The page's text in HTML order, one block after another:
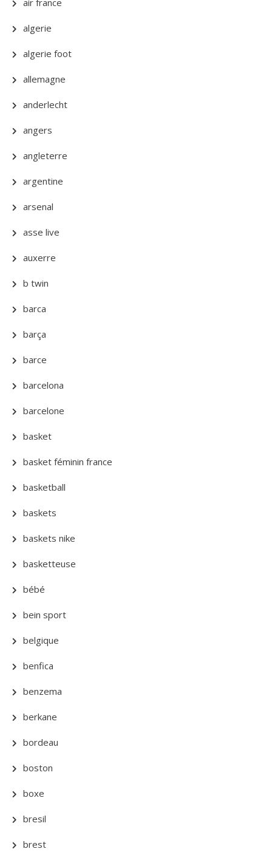
air france
algerie
algerie foot
allemagne
anderlecht
angers
angleterre
argentine
arsenal
asse live
auxerre
b twin
barca
barça
barce
barcelona
barcelone
basket
basket féminin france
basketball
baskets
baskets nike
basketteuse
bébé
bein sport
belgique
benfica
benzema
berkane
bordeau
boston
boxe
bresil
brest